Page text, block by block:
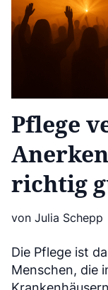
Pflege
richtig
von Julia Schepp
Die Pflege ist
Menschen, die